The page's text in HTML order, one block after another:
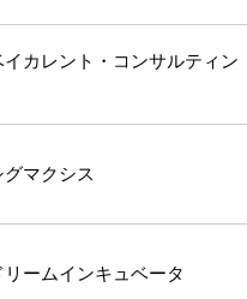
カレント・コンサルティン
マクシス
ームインキュベータ